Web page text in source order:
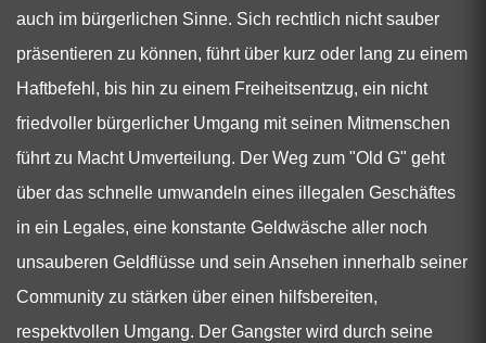
auch im bürgerlichen Sinne. Sich rechtlich nicht sauber
präsentieren zu können, führt über kurz oder lang zu einem
Haftbefehl, bis hin zu einem Freiheitsentzug, ein nicht
friedvoller bürgerlicher Umgang mit seinen Mitmenschen
führt zu Macht Umverteilung. Der Weg zum "Old G" geht
über das schnelle umwandeln eines illegalen Geschäftes
in ein Legales, eine konstante Geldwäsche aller noch
unsauberen Geldflüsse und sein Ansehen innerhalb seiner
Community zu stärken über einen hilfsbereiten,
respektvollen Umgang. Der Gangster wird durch seine